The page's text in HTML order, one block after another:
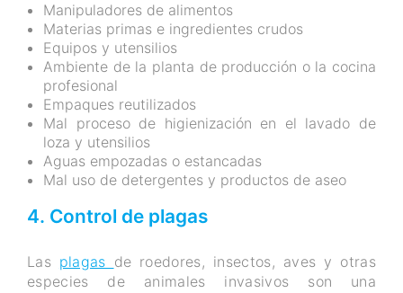
Manipuladores de alimentos
Materias primas e ingredientes crudos
Equipos y utensilios
Ambiente de la planta de producción o la cocina
profesional
Empaques reutilizados
Mal proceso de higienización en el lavado de
loza y utensilios
Aguas empozadas o estancadas
Mal uso de detergentes y productos de aseo
4. Control de plagas
Las plagas de roedores, insectos, aves y otras
especies de animales invasivos son una